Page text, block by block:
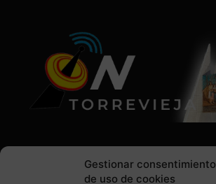
Gestionar consentimiento
de uso de cookies